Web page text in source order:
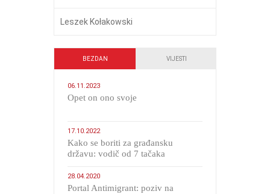
Leszek Kołakowski
BEZDAN VIJESTI
06.11.2023
​Opet on ono svoje
17.10.2022
Kako se boriti za građansku
državu: vodič od 7 tačaka
28.04.2020
Portal Antimigrant: poziv na